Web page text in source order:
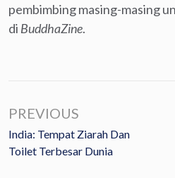
pembimbing masing-masing
di BuddhaZine.
PREVIOUS
India: Tempat Ziarah Dan
Toilet Terbesar Dunia